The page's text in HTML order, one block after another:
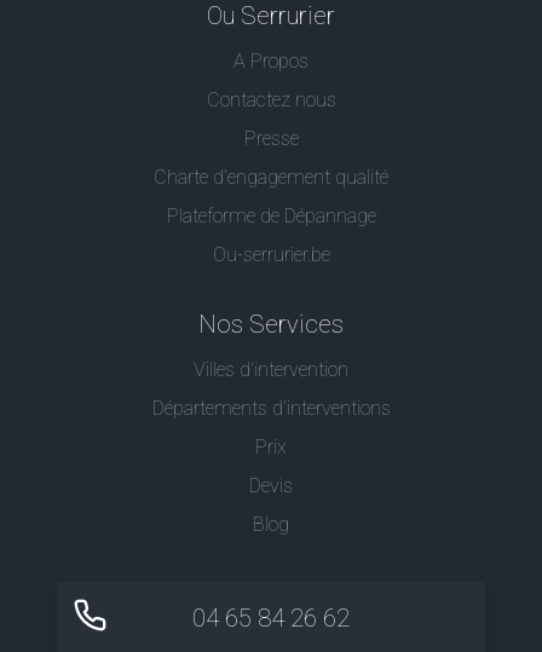
Ou Serrurier
A Propos
Contactez nous
Presse
Charte d’engagement qualité
Plateforme de Dépannage
Ou-serrurier.be
Nos Services
Villes d'intervention
Départements d'interventions
Prix
Devis
Blog
04 65 84 26 62